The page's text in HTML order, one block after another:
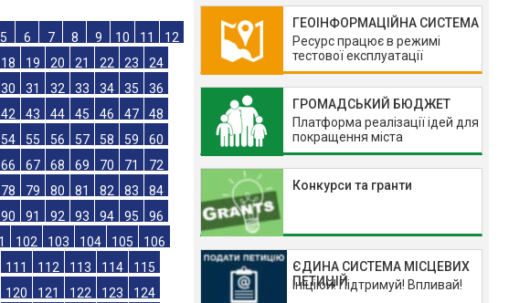
5 6 7 8 9 10 11
18 19 20 21 22 23
24
30 31 32 33 34 35
36
42 43 44 45 46 47
48
54 55 56 57 58 59
60
66 67 68 69 70 71
72
78 79 80 81 82 83
84
90 91 92 93 94 95
96
102 103 104 105
106
ГЕОІНФОРМАЦІЙНА СИСТЕМА
Ресурс працює в режимі
тестової експлуатації
ГРОМАДСЬКИЙ БЮДЖЕТ
Платформа реалізації ідей для
покращення міста
Конкурси та гранти
ЄДИНА СИСТЕМА МІСЦЕВИХ
ПЕТИЦІЙ
Ініціюй! Підтримуй! Впливай!